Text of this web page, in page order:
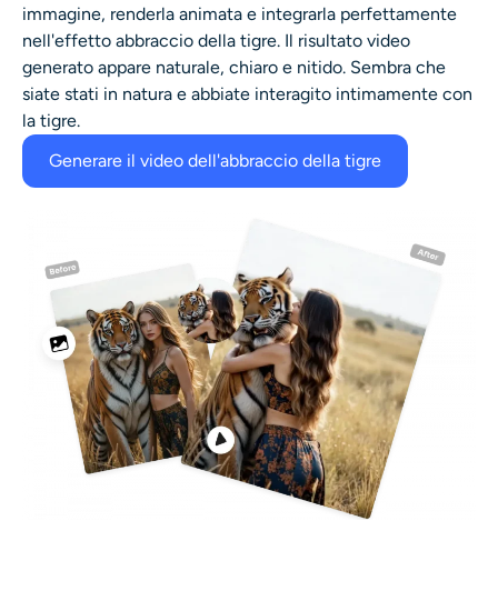
immagine, renderla animata e integrarla perfettamente
nell'effetto abbraccio della tigre. Il risultato video
generato appare naturale, chiaro e nitido. Sembra che
siate stati in natura e abbiate interagito intimamente con
la tigre.
Generare il video dell'abbraccio della tigre